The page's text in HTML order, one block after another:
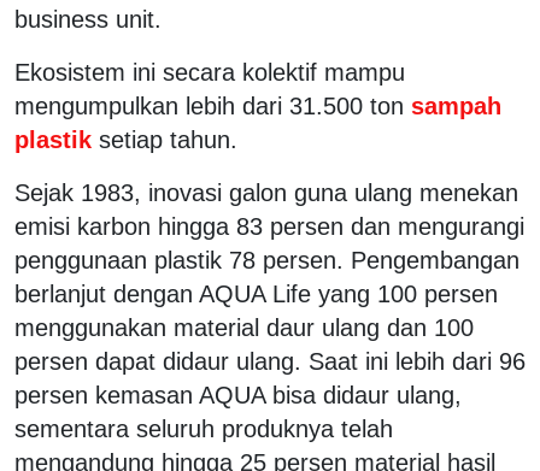
business unit.
Ekosistem ini secara kolektif mampu
mengumpulkan lebih dari 31.500 ton sampah
plastik setiap tahun.
Sejak 1983, inovasi galon guna ulang menekan
emisi karbon hingga 83 persen dan mengurangi
penggunaan plastik 78 persen. Pengembangan
berlanjut dengan AQUA Life yang 100 persen
menggunakan material daur ulang dan 100
persen dapat didaur ulang. Saat ini lebih dari 96
persen kemasan AQUA bisa didaur ulang,
sementara seluruh produknya telah
mengandung hingga 25 persen material hasil